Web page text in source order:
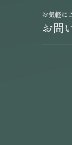
お気軽に
お問